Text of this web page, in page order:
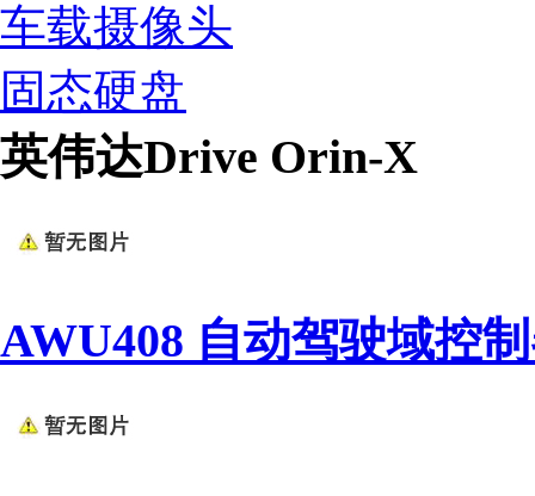
车载摄像头
固态硬盘
英伟达Drive Orin-X
AWU408 自动驾驶域控